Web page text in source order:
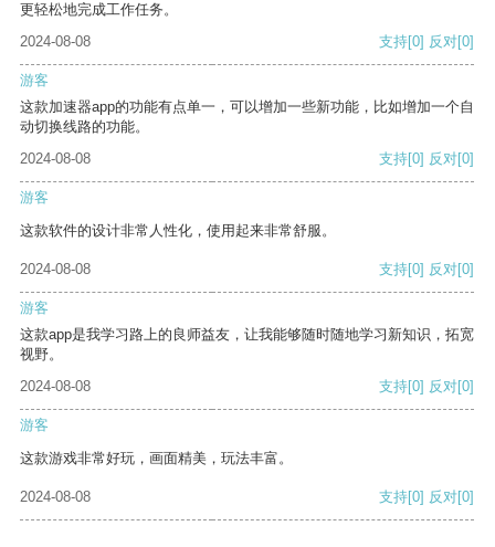
更轻松地完成工作任务。
2024-08-08
支持[0] 反对[0]
游客
这款加速器app的功能有点单一，可以增加一些新功能，比如增加一个自
动切换线路的功能。
2024-08-08
支持[0] 反对[0]
游客
这款软件的设计非常人性化，使用起来非常舒服。
2024-08-08 支持[0] 反对[0]
游客
这款app是我学习路上的良师益友，让我能够随时随地学习新知识，拓宽
视野。
2024-08-08
支持[0] 反对[0]
游客
这款游戏非常好玩，画面精美，玩法丰富。
2024-08-08 支持[0] 反对[0]